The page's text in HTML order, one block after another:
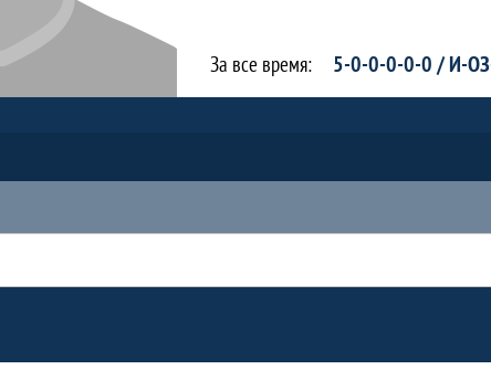
За все время: 5-0-0-0-0-0 / И-